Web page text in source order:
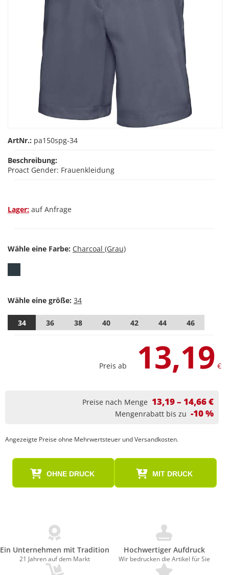
ArtNr.: pa150spg-34
Beschreibung:
Proact Gender: Frauenkleidung
Lager: auf Anfrage
Wähle eine Farbe:
Wähle eine größe:
34 36 38 40 42 44 46
Preis ab 13,19 €
Preise nach Menge 13,19 – 14,66 €
Mengenrabatt bis zu -10 %
Angezeigte Preise ohne Mehrwertsteuer und Versandkosten.
OHNE DRUCK MIT DRUCK
Ein Unternehmen mit Tradition
21 Jahren auf dem Markt
Hochwertiger Aufdruck
Wir bedrucken die Artikel für Sie